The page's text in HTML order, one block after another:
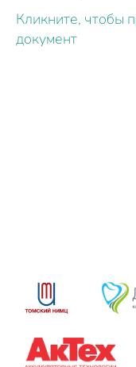
Кликните, чтобы
документ